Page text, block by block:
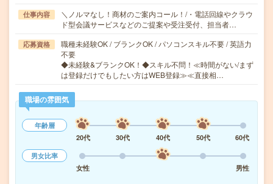
仕事内容
＼ノルマなし！商材のご案内コール！/・電話回線やクラウ
ド型会議サービスなどのご提案や受注受付、担当者…
応募資格
職種未経験OK / ブランクOK / パソコンスキル不要 / 英語力
不要
◆未経験&ブランクOK！◆スキル不問！≪時間がない/まず
は登録だけでもしたい方はWEB登録≫≪直接相…
職場の雰囲気
年齢層
20代
30代 40代 50代
60代
男女比率
女性
男性